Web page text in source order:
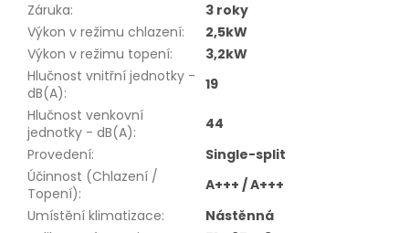
Záruka:
3 roky
Výkon v režimu chlazení:
2,5kW
Výkon v režimu topení:
3,2kW
Hlučnost vnitřní jednotky -
dB(A):
19
Hlučnost venkovní
jednotky - dB(A):
44
Provedení:
Single-split
Účinnost (Chlazení /
Topení):
A+++ / A+++
Umístění klimatizace:
Nástěnná